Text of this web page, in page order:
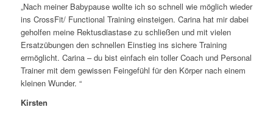
„Nach meiner Babypause wollte ich so schnell wie möglich wieder
ins CrossFit/ Functional Training einsteigen. Carina hat mir dabei
geholfen meine Rektusdiastase zu schließen und mit vielen
Ersatzübungen den schnellen Einstieg ins sichere Training
ermöglicht. Carina – du bist einfach ein toller Coach und Personal
Trainer mit dem gewissen Feingefühl für den Körper nach einem
kleinen Wunder. “
Kirsten